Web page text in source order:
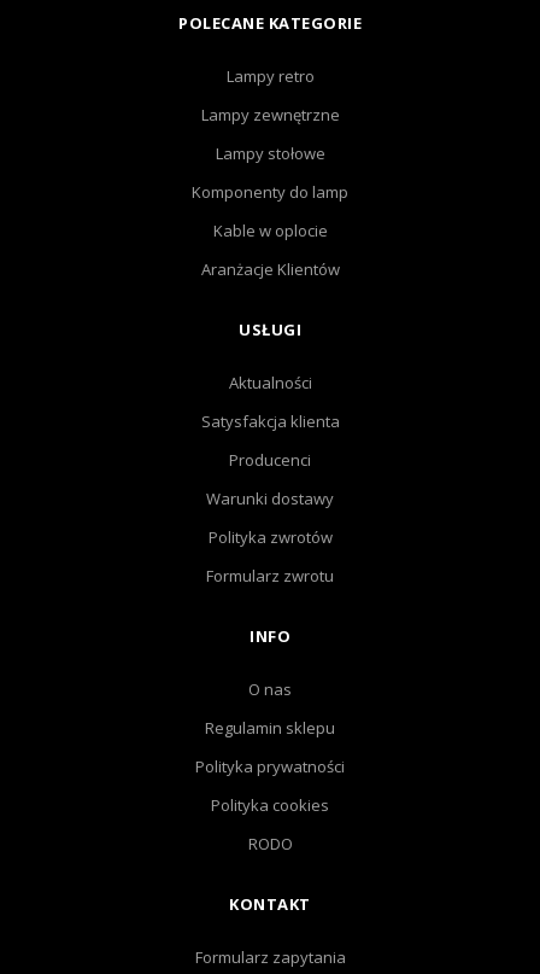
POLECANE KATEGORIE
Lampy retro
Lampy zewnętrzne
Lampy stołowe
Komponenty do lamp
Kable w oplocie
Aranżacje Klientów
USŁUGI
Aktualności
Satysfakcja klienta
Producenci
Warunki dostawy
Polityka zwrotów
Formularz zwrotu
INFO
O nas
Regulamin sklepu
Polityka prywatności
Polityka cookies
RODO
KONTAKT
Formularz zapytania